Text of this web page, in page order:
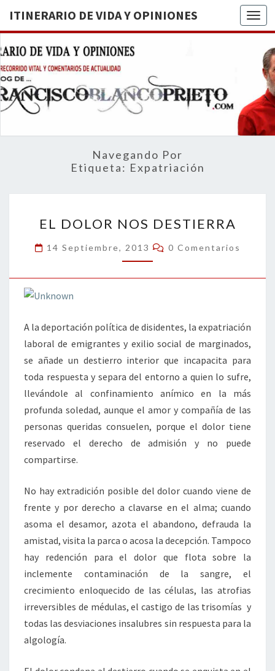
ITINERARIO DE VIDA Y OPINIONES
DE
BREVE
RECORRIDO
VITAL Y
ACTUALIDAD
Navegando Por
Etiqueta: Expatriación
DOLOR
NOS
DESTIERRA
EL DOLOR NOS DESTIERRA
14 Septiembre, 2013 Comentarios
0 Comentarios
A la deportación política de disidentes, la expatriación
laboral de emigrantes y exilio social de marginados,
se añade un destierro interior que incapacita para
toda respuesta y separa del entorno a quien lo sufre,
llevándole al confinamiento anímico en la más
profunda soledad, aunque el amor y compañía de las
personas queridas consuelen, porque el dolor tiene
reservado el derecho de admisión y no puede
compartirse.
No hay extradición posible del dolor cuando viene de
frente y por derecho a clavarse en el alma; cuando
asoma el desamor, azota el abandono, defrauda la
amistad, visita la parca o acosa la decepción. Tampoco
hay redención para el dolor que flota sobre la
inclemente contaminación de la sangre, el
crecimiento enloquecido de las células, las atrofias
irreversibles de médulas, el castigo de las trisomías y
todas las desviaciones insalubres sin respuesta para la
algología.